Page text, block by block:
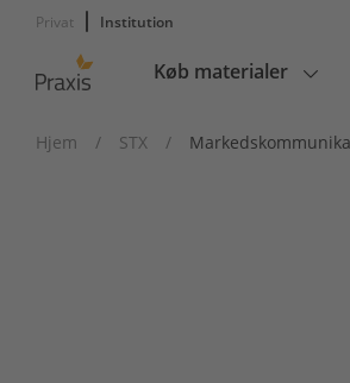
Privat Institution
Main
Køb materialer
Hjem / STX /